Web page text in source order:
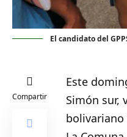
El candidato del
Compartir
Este
Simón sur,
bolivariano